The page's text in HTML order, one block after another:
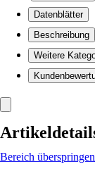
Datenblätter
Beschreibung
Weitere
Bereich überspringen